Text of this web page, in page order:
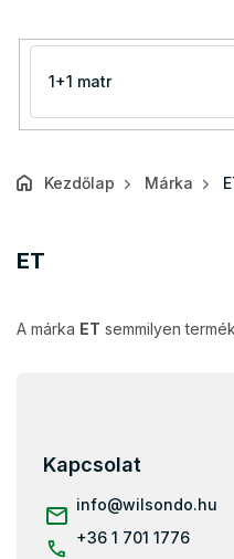
Kezdőlap Márka
ET
A márka ET semmilyen
Kapcsolat
info@wilsondo.hu
+36 1 701 1776